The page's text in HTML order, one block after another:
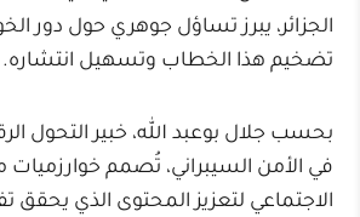
الجزائر، يبرز تساؤل جوهري حول دور
تضخيم هذا الخطاب وتسهيل انتشاره.
بحسب جلال بوعبد الله، خبير التحول
في الأمن السيبراني، تُصمم
الاجتماعي لتعزيز المحتوى الذي يحقق